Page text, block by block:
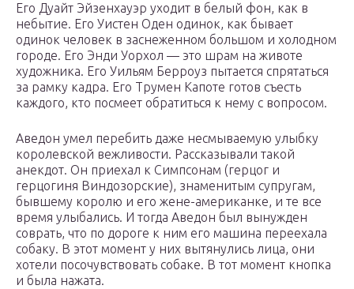
Его Дуайт Эйзенхауэр уходит в белый фон, как в
небытие. Его Уистен Оден одинок, как бывает
одинок человек в заснеженном большом и холодном
городе. Его Энди Уорхол — это шрам на животе
художника. Его Уильям Берроуз пытается спрятаться
за рамку кадра. Его Трумен Капоте готов съесть
каждого, кто посмеет обратиться к нему с вопросом.
Аведон умел перебить даже несмываемую улыбку
королевской вежливости. Рассказывали такой
анекдот. Он приехал к Симпсонам (герцог и
герцогиня Виндозорские), знаменитым супругам,
бывшему королю и его жене-американке, и те все
время улыбались. И тогда Аведон был вынужден
соврать, что по дороге к ним его машина переехала
собаку. В этот момент у них вытянулись лица, они
хотели посочувствовать собаке. В тот момент кнопка
и была нажата.